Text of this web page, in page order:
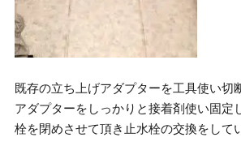
既存の立ち上げアダプターを工具使い切
アダプターをしっかりと接着剤使い固定
栓を閉めさせて頂き止水栓の交換をして